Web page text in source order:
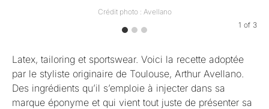
Crédit photo : Avellano
1 of 3
Latex, tailoring et sportswear. Voici la recette adoptée
par le styliste originaire de Toulouse, Arthur Avellano.
Des ingrédients qu’il s’emploie à injecter dans sa
marque éponyme et qui vient tout juste de présenter sa